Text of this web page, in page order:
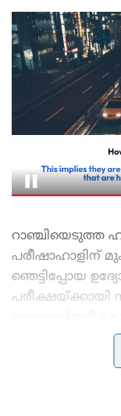
റാഞ്ചിയെടുത്ത
പരീഷാഹാളിന്
ഞെട്ടിപ്പോയ
പരീക്ഷയ്ക്കായി
എത്തിയവരും
കുലുക്കവും ഇല്ല.